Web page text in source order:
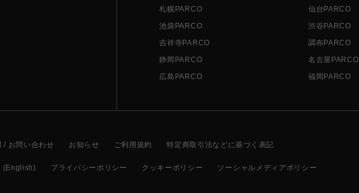
札幌PARCO 仙台PARCO
池袋PARCO
渋谷PARCO
吉祥寺PARCO
調布PARCO
静岡PARCO
名古屋PARCO
広島PARCO
福岡PARCO
/ お問い合わせ お知らせ ご利用規約 特定商取引法などに基づく表記
(English) プライバシーポリシー クッキーポリシー ソーシャルメディアポリシー